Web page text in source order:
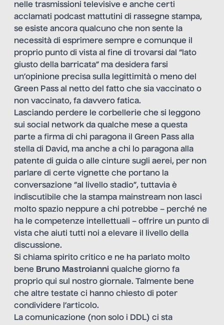
nelle trasmissioni televisive e anche certi
acclamati podcast mattutini di rassegne stampa,
se esiste ancora qualcuno che non sente la
necessità di esprimere sempre e comunque il
proprio punto di vista al fine di trovarsi dal “lato
giusto della barricata” ma desidera farsi
un’opinione precisa sulla legittimità o meno del
Green Pass al netto del fatto che sia vaccinato o
non vaccinato, fa davvero fatica.
Lasciando perdere le corbellerie che si leggono
sui social network da qualche mese a questa
parte a firma di chi paragona il Green Pass alla
stella di David, ma anche a chi lo paragona alla
patente di guida o alle cinture sugli aerei, per non
parlare di certe vignette che portano la
conversazione “al livello stadio”, tuttavia è
indiscutibile che la stampa mainstream non lasci
molto spazio neppure a chi potrebbe – perché ne
ha le competenze intellettuali – offrire un punto di
vista che aiuti tutti noi a elevare il livello della
discussione.
Si chiama spirito critico e ne ha parlato molto
bene Bruno Mastroianni qualche giorno fa
proprio qui sul nostro giornale. Talmente bene
che altre testate ci hanno chiesto di poter
condividere l’articolo.
La comunicazione (non solo i DDL) ci sta